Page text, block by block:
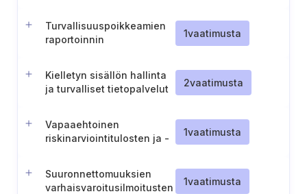
Turvallisuuspoikkeamien
raportoinnin
1vaatimusta
Kielletyn sisällön hallinta
ja turvalliset tietopalvelut
2vaatimusta
Vapaaehtoinen
riskinarviointitulosten ja -
1vaatimusta
Suuronnettomuuksien
varhaisvaroitusilmoitusten
1vaatimusta